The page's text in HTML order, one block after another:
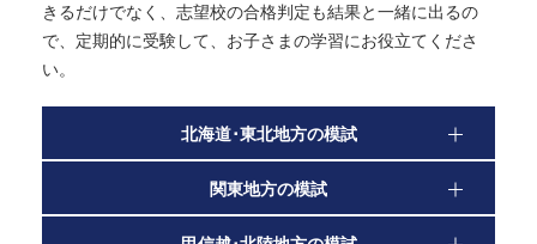
きるだけでなく、志望校の合格判定も結果と一緒に出るの
で、定期的に受験して、お子さまの学習にお役立てくださ
い。
北海道･東北地方の模試
関東地方の模試